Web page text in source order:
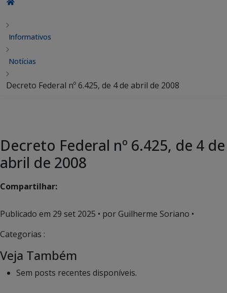
Informativos
Notícias
Decreto Federal nº 6.425, de 4 de abril de 2008
Decreto Federal nº 6.425, de 4 de
abril de 2008
Compartilhar:
Publicado em 29 set 2025 • por Guilherme Soriano •
Categorias :
Veja Também
Sem posts recentes disponíveis.